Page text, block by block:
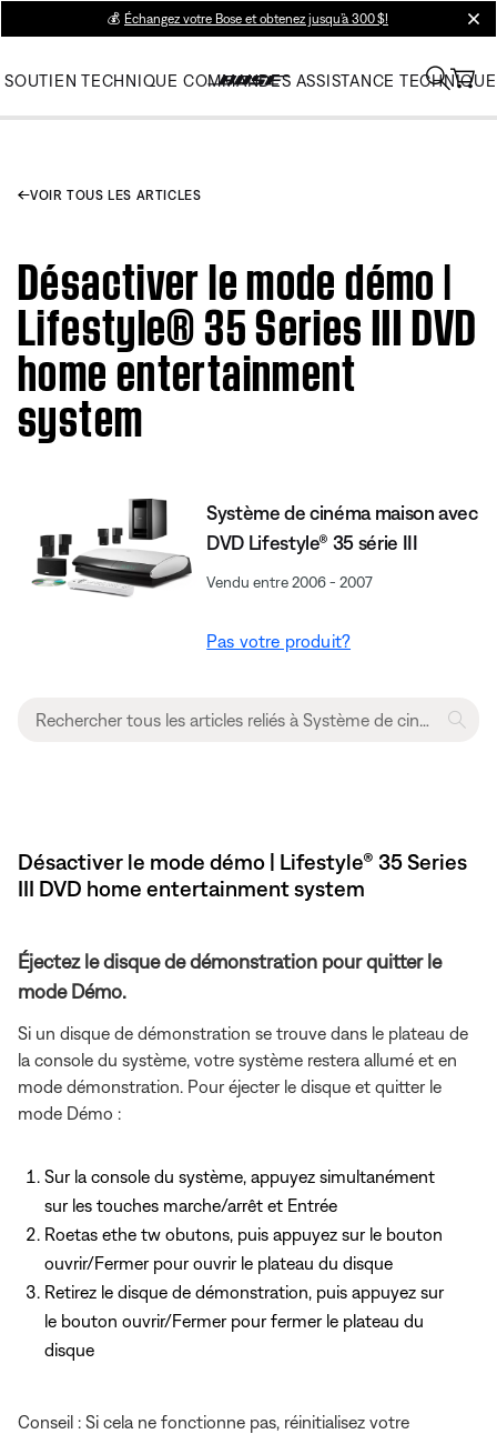
💰 Échangez votre Bose et obtenez jusqu’à 300 $!
SOUTIEN TECHNIQUE COMMANDES ASSISTANCE TECHNIQUE
VOIR TOUS LES ARTICLES
Désactiver le mode démo |
Lifestyle® 35 Series III DVD
home entertainment
system
Système de cinéma maison avec
DVD Lifestyle® 35 série III
Vendu entre 2006 - 2007
Pas votre produit?
Désactiver le mode démo | Lifestyle® 35 Series
III DVD home entertainment system
Éjectez le disque de démonstration pour quitter le
mode Démo.
Si un disque de démonstration se trouve dans le plateau de
la console du système, votre système restera allumé et en
mode démonstration. Pour éjecter le disque et quitter le
mode Démo :
Sur la console du système, appuyez simultanément
sur les touches marche/arrêt et Entrée
Roetas ethe tw obutons, puis appuyez sur le bouton
ouvrir/Fermer pour ouvrir le plateau du disque
Retirez le disque de démonstration, puis appuyez sur
le bouton ouvrir/Fermer pour fermer le plateau du
disque
Conseil : Si cela ne fonctionne pas, réinitialisez votre